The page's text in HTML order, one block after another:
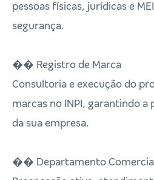
pessoas físicas, jurídicas e
segurança.
�� Registro de Marca
Consultoria e execução do
marcas no INPI, garantindo a
da sua empresa.
�� Departamento